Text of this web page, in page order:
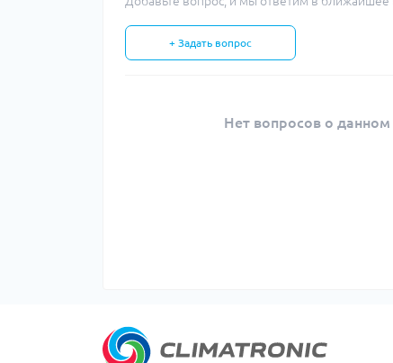
+ Задать вопрос
Нет вопросов о данном